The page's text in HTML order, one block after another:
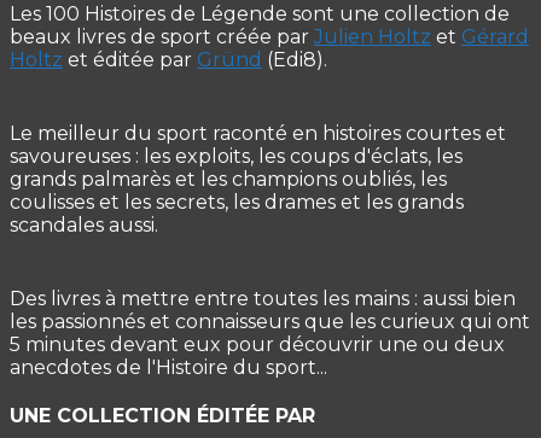
Les 100 Histoires de Légende sont une collection de
beaux livres de sport créée par Julien Holtz et Gérard
Holtz et éditée par Gründ (Edi8).
Le meilleur du sport raconté en histoires courtes et
savoureuses : les exploits, les coups d'éclats, les
grands palmarès et les champions oubliés, les
coulisses et les secrets, les drames et les grands
scandales aussi.
Des livres à mettre entre toutes les mains : aussi bien
les passionnés et connaisseurs que les curieux qui ont
5 minutes devant eux pour découvrir une ou deux
anecdotes de l'Histoire du sport...
UNE COLLECTION ÉDITÉE PAR